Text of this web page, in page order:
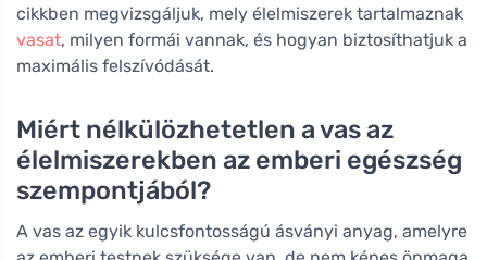
cikkben megvizsgáljuk, mely élelmiszerek tartalmaznak
vasat, milyen formái vannak, és hogyan biztosíthatjuk a
maximális felszívódását.
Miért nélkülözhetetlen a vas az
élelmiszerekben az emberi egészség
szempontjából?
A vas az egyik kulcsfontosságú ásványi anyag, amelyre